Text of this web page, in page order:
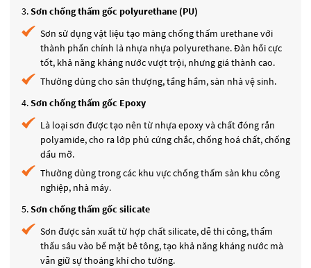
Sơn chống thấm gốc polyurethane (PU)
Sơn sử dụng vật liệu tạo màng chống thấm urethane với
thành phần chính là nhựa nhựa polyurethane.Đàn hồi cực
tốt, khả năng kháng nước vượt trội, nhưng giá thành cao.
Thường dùng cho sân thượng, tầng hầm, sàn nhà vệ sinh.
Sơn chống thấm gốc Epoxy
Là loại sơn được tạo nên từ nhựa epoxy và chất đóng rắn
polyamide, cho ra lớp phủ cứng chắc, chống hoá chất, chống
dầu mỡ.
Thường dùng trong các khu vực chống thấm sàn khu công
nghiệp, nhà máy.
Sơn chống thấm gốc silicate
Sơn được sản xuất từ hợp chất silicate, dễ thi công, thẩm
thấu sâu vào bề mặt bê tông, tạo khả năng kháng nước mà
vẫn giữ sự thoáng khí cho tường.